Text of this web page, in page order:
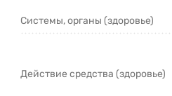
Системы, органы (здоровье)
Действие средства (здоровье)